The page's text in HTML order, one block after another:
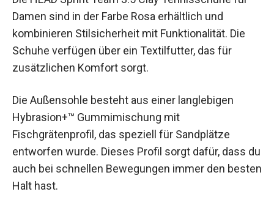
Die HEAD Sprint Team 3.5 Clay Tennisschuhe für
Damen sind in der Farbe Rosa erhältlich und
kombinieren Stilsicherheit mit Funktionalität. Die
Schuhe verfügen über ein Textilfutter, das für
Die Außensohle besteht aus einer langlebigen
Hybrasion+™ Gummimischung mit
Fischgrätenprofil, das speziell für Sandplätze
entworfen wurde. Dieses Profil sorgt dafür, dass
du auch bei schnellen Bewegungen immer den